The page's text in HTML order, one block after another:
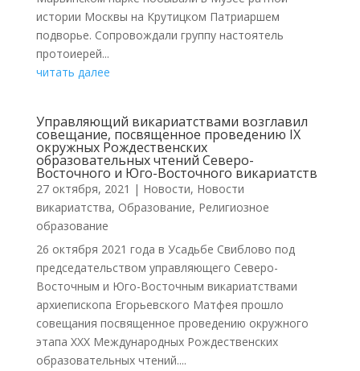
истории Москвы на Крутицком Патриаршем
подворье. Сопровождали группу настоятель
протоиерей...
читать далее
Управляющий викариатствами возглавил
совещание, посвященное проведению IX
окружных Рождественских
образовательных чтений Северо-
Восточного и Юго-Восточного викариатств
27 октября, 2021 | Новости, Новости
викариатства, Образование, Религиозное
образование
26 октября 2021 года в Усадьбе Свиблово под
председательством управляющего Северо-
Восточным и Юго-Восточным викариатствами
архиепископа Егорьевского Матфея прошло
совещания посвященное проведению окружного
этапа XXX Международных Рождественских
образовательных чтений....